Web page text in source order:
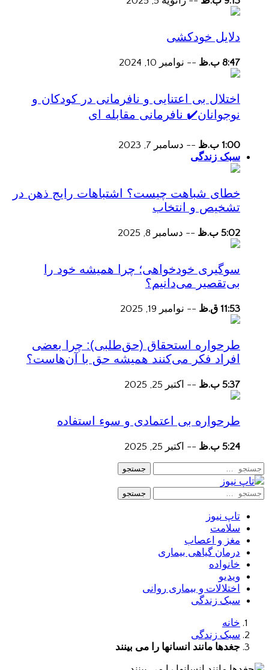
دلایل خودکشی
8:47 ب.ظ -- نوامبر 10, 2024
اختلال بی اعتنایی و نافرمانی در کودکان و
نوجوانان✔️ نافرمانی مقابله ای
1:00 ب.ظ -- دسامبر 7, 2023
سبک زندگی
خطای شباهت چیست؟ اشتباهات رایج ذهن در
تشخیص و انتخاب
5:02 ب.ظ -- دسامبر 8, 2025
سوگیری خودخواهی؛ چرا همیشه خود را
بی‌تقصیر می‌دانیم؟
11:53 ق.ظ -- نوامبر 19, 2025
طرحواره استحقاق (حق‌طلبی): چرا بعضی
افراد فکر می‌کنند همیشه حق با آن‌هاست؟
5:37 ب.ظ -- اکتبر 25, 2025
طرحواره بی اعتمادی و سوء استفاده
5:24 ب.ظ -- اکتبر 25, 2025
جستجو
جستجو
تاپ نیوز
سلامت
مغز و اعصاب
درمان گیاهی بیماری
خانواده
ویدیو
اختلالات و بیماری روانی
سبک زندگی
خانه
سبک زندگی
جغدها مانند انسانها را می بینند